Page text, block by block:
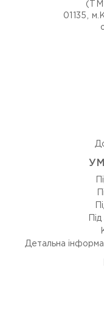
(ТМ
01135,
Детальна